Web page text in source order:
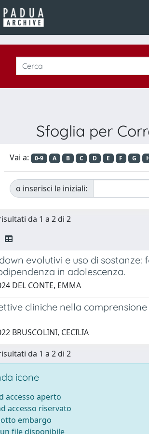
Sfoglia per
Vai a: 0-9 A B C D E F G
o inserisci le iniziali:
da 1 a 2 di 2
evolutivi e uso di
in adolescenza.
DEL CONTE, EMMA
cliniche nella
BRUSCOLINI, CECILIA
da 1 a 2 di 2
icone
accesso aperto
accesso riservato
embargo
file disponibile